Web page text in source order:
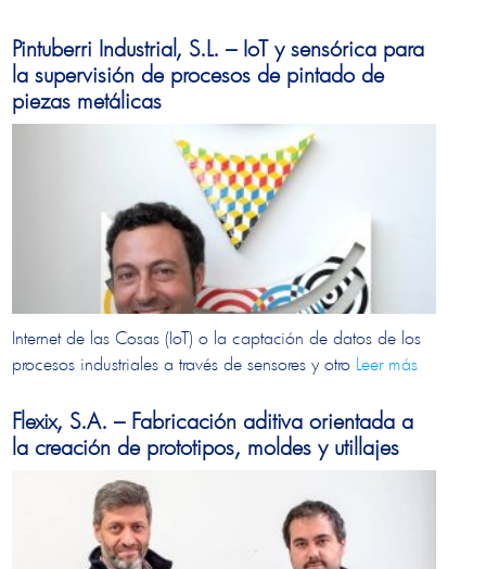
Pintuberri Industrial, S.L. – IoT y sensórica para
la supervisión de procesos de pintado de
piezas metálicas
Internet de las Cosas (IoT) o la captación de datos de los
procesos industriales a través de sensores y otro Leer más
Flexix, S.A. – Fabricación aditiva orientada a
la creación de prototipos, moldes y utillajes